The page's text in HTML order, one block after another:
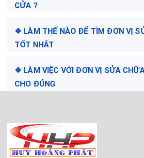
CỬA ?
❖ LÀM THẾ NÀO ĐỂ TÌM ĐƠN VỊ
TỐT NHẤT
❖ LÀM VIỆC VỚI ĐƠN VỊ SỬA
CHO ĐÚNG